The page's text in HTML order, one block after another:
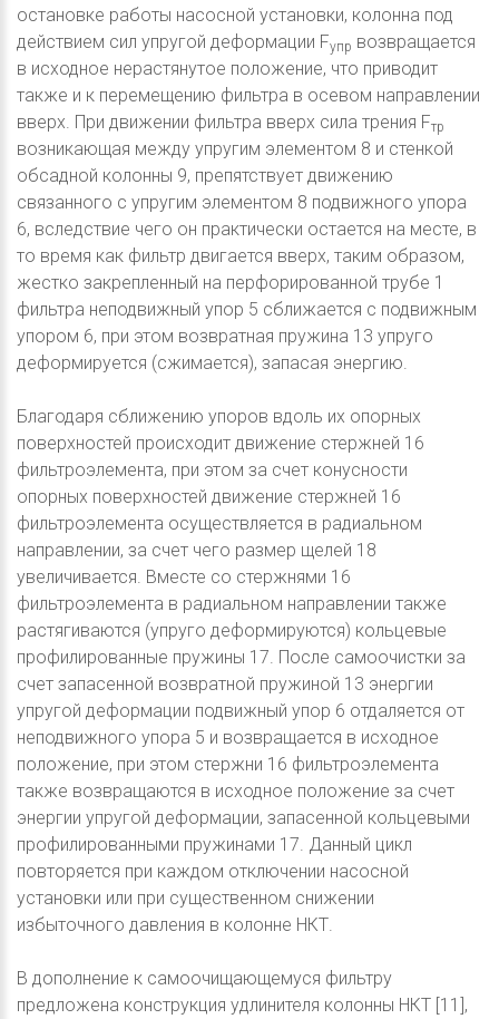
остановке работы насосной установки, колонна под
действием сил упругой деформации Fупр возвращается
в исходное нерастянутое положение, что приводит
также и к перемещению фильтра в осевом направлении
вверх. При движении фильтра вверх сила трения Fтр
возникающая между упругим элементом 8 и стенкой
обсадной колонны 9, препятствует движению
связанного с упругим элементом 8 подвижного упора
6, вследствие чего он практически остается на месте, в
то время как фильтр двигается вверх, таким образом,
жестко закрепленный на перфорированной трубе 1
фильтра неподвижный упор 5 сближается с подвижным
упором 6, при этом возвратная пружина 13 упруго
деформируется (сжимается), запасая энергию.
Благодаря сближению упоров вдоль их опорных
поверхностей происходит движение стержней 16
фильтроэлемента, при этом за счет конусности
опорных поверхностей движение стержней 16
фильтроэлемента осуществляется в радиальном
направлении, за счет чего размер щелей 18
увеличивается. Вместе со стержнями 16
фильтроэлемента в радиальном направлении также
растягиваются (упруго деформируются) кольцевые
профилированные пружины 17. После самоочистки за
счет запасенной возвратной пружиной 13 энергии
упругой деформации подвижный упор 6 отдаляется от
неподвижного упора 5 и возвращается в исходное
положение, при этом стержни 16 фильтроэлемента
также возвращаются в исходное положение за счет
энергии упругой деформации, запасенной кольцевыми
профилированными пружинами 17. Данный цикл
повторяется при каждом отключении насосной
установки или при существенном снижении
избыточного давления в колонне НКТ.
В дополнение к самоочищающемуся фильтру
предложена конструкция удлинителя колонны НКТ [11],